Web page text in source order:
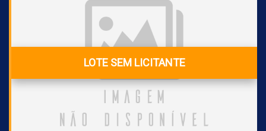
LOTE SEM LICITANTE